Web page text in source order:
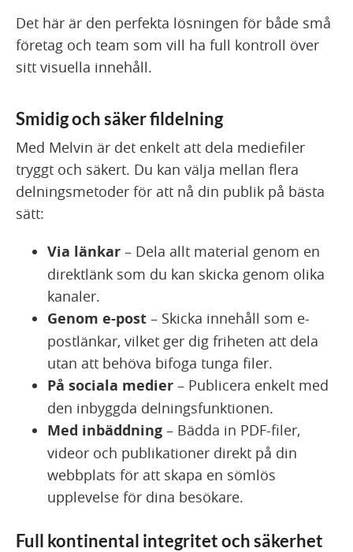
Det här är den perfekta lösningen för både små
företag och team som vill ha full kontroll över
sitt visuella innehåll.
Smidig och säker fildelning
Med Melvin är det enkelt att dela mediefiler
tryggt och säkert. Du kan välja mellan flera
delningsmetoder för att nå din publik på bästa
sätt:
Via länkar – Dela allt material genom en
direktlänk som du kan skicka genom olika
kanaler.
Genom e-post – Skicka innehåll som e-
postlänkar, vilket ger dig friheten att dela
utan att behöva bifoga tunga filer.
På sociala medier – Publicera enkelt med
den inbyggda delningsfunktionen.
Med inbäddning – Bädda in PDF-filer,
videor och publikationer direkt på din
webbplats för att skapa en sömlös
upplevelse för dina besökare.
Full kontinental integritet och säkerhet